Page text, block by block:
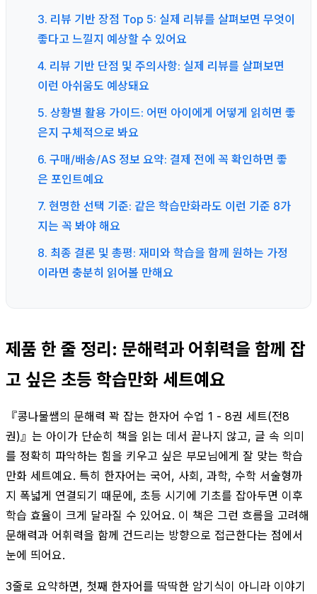
3. 리뷰 기반 장점 Top 5: 실제 리뷰를 살펴보면 무엇이
좋다고 느낄지 예상할 수 있어요
4. 리뷰 기반 단점 및 주의사항: 실제 리뷰를 살펴보면
이런 아쉬움도 예상돼요
5. 상황별 활용 가이드: 어떤 아이에게 어떻게 읽히면 좋
은지 구체적으로 봐요
6. 구매/배송/AS 정보 요약: 결제 전에 꼭 확인하면 좋
은 포인트예요
7. 현명한 선택 기준: 같은 학습만화라도 이런 기준 8가
지는 꼭 봐야 해요
8. 최종 결론 및 총평: 재미와 학습을 함께 원하는 가정
이라면 충분히 읽어볼 만해요
제품 한 줄 정리: 문해력과 어휘력을 함께 잡
고 싶은 초등 학습만화 세트예요
『콩나물쌤의 문해력 꽉 잡는 한자어 수업 1 - 8권 세트(전8
권)』는 아이가 단순히 책을 읽는 데서 끝나지 않고, 글 속 의미
를 정확히 파악하는 힘을 키우고 싶은 부모님에게 잘 맞는 학습
만화 세트예요. 특히 한자어는 국어, 사회, 과학, 수학 서술형까
지 폭넓게 연결되기 때문에, 초등 시기에 기초를 잡아두면 이후
학습 효율이 크게 달라질 수 있어요. 이 책은 그런 흐름을 고려해
문해력과 어휘력을 함께 건드리는 방향으로 접근한다는 점에서
눈에 띄어요.
3줄로 요약하면, 첫째 한자어를 딱딱한 암기식이 아니라 이야기